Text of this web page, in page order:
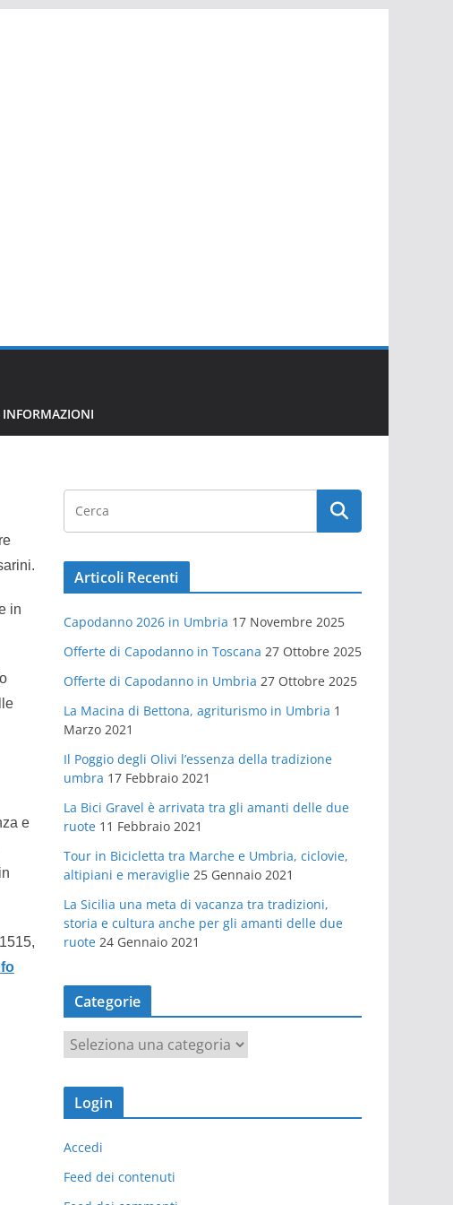
in
e
Articoli Recenti
Capodanno 2026 in Umbria 17 Novembre 2025
Offerte di Capodanno in Toscana 27 Ottobre 2025
Offerte di Capodanno in Umbria 27 Ottobre 2025
La Macina di Bettona, agriturismo in Umbria 1
Marzo 2021
Il Poggio degli Olivi l’essenza della tradizione
umbra 17 Febbraio 2021
La Bici Gravel è arrivata tra gli amanti delle due
ruote 11 Febbraio 2021
Tour in Bicicletta tra Marche e Umbria, ciclovie,
altipiani e meraviglie 25 Gennaio 2021
La Sicilia una meta di vacanza tra tradizioni,
storia e cultura anche per gli amanti delle due
ruote 24 Gennaio 2021
Categorie
a
t
o
r
i
Login
Accedi
Feed dei contenuti